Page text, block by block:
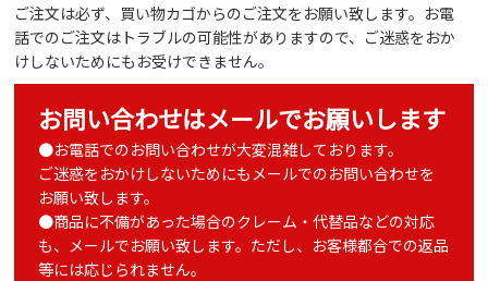
ご注文は必ず、買い物カゴからのご注文をお願い致します。お電
話でのご注文はトラブルの可能性がありますので、ご迷惑をおか
けしないためにもお受けできません。
お問い合わせはメールでお願いします
●お電話でのお問い合わせが大変混雑しております。
ご迷惑をおかけしないためにもメールでのお問い合わせを
お願い致します。
●商品に不備があった場合のクレーム・代替品などの対応
も、メールでお願い致します。ただし、お客様都合での返品
等には応じられません。